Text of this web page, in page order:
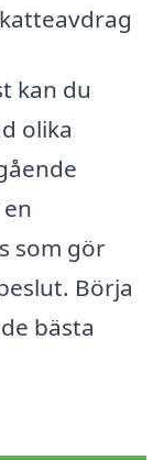
kan du
olika
som gör
Börja
bästa